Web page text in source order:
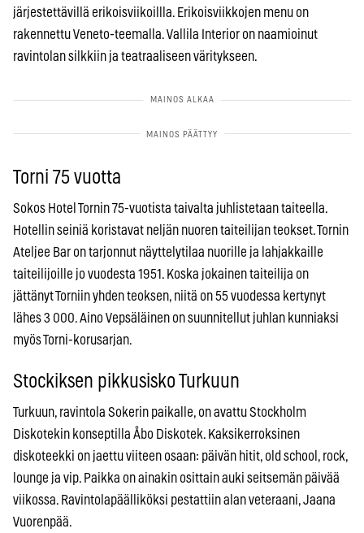
järjestettävillä erikoisviikoillla. Erikoisviikkojen menu on
rakennettu Veneto-teemalla. Vallila Interior on naamioinut
ravintolan silkkiin ja teatraaliseen väritykseen.
Torni 75 vuotta
Sokos Hotel Tornin 75-vuotista taivalta juhlistetaan taiteella.
Hotellin seiniä koristavat neljän nuoren taiteilijan teokset. Tornin
Ateljee Bar on tarjonnut näyttelytilaa nuorille ja lahjakkaille
taiteilijoille jo vuodesta 1951. Koska jokainen taiteilija on
jättänyt Torniin yhden teoksen, niitä on 55 vuodessa kertynyt
lähes 3 000. Aino Vepsäläinen on suunnitellut juhlan kunniaksi
myös Torni-korusarjan.
Stockiksen pikkusisko Turkuun
Turkuun, ravintola Sokerin paikalle, on avattu Stockholm
Diskotekin konseptilla Åbo Diskotek. Kaksikerroksinen
diskoteekki on jaettu viiteen osaan: päivän hitit, old school, rock,
lounge ja vip. Paikka on ainakin osittain auki seitsemän päivää
viikossa. Ravintolapäälliköksi pestattiin alan veteraani, Jaana
Vuorenpää.